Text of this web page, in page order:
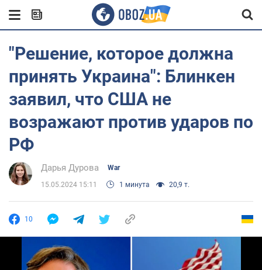
"Решение, которое должна
принять Украина": Блинкен
заявил, что США не
возражают против ударов по
РФ
Дарья Дурова War
15.05.2024 15:11 1 минута 20,9 т.
10